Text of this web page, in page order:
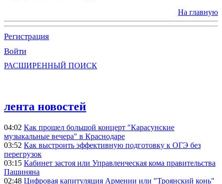
На главную
Регистрация
Войти
РАСШИРЕННЫЙ ПОИСК
лента новостей
04:02 Как прошел большой концерт "Карасунские
музыкальные вечера" в Краснодаре
03:52 Как выстроить эффективную подготовку к ОГЭ без
перегрузок
03:15 Кабинет застоя или Управленческая кома правительства
Пашиняна
02:48 Цифровая капитуляция Армении или "Троянский конь"